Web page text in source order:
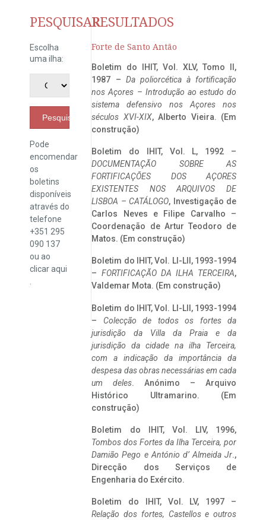
PESQUISAR
Escolha
uma ilha:
Pesquisar
Pode
encomendar
os
boletins
disponíveis
através do
telefone
+351 295
090 137
ou ao
clicaraqui
RESULTADOS
Forte de Santo Antão
Boletim do IHIT, Vol. XLV, Tomo II,
1987 – Da poliorcética à fortificação
nos Açores – Introdução ao estudo do
sistema defensivo nos Açores nos
séculos XVI-XIX, Alberto Vieira. (Em
construção)
Boletim do IHIT, Vol. L, 1992 –
DOCUMENTAÇÃO SOBRE AS
FORTIFICAÇÕES DOS AÇORES
EXISTENTES NOS ARQUIVOS DE
LISBOA – CATÁLOGO, Investigação de
Carlos Neves e Filipe Carvalho –
Coordenação de Artur Teodoro de
Matos. (Em construção)
Boletim do IHIT, Vol. LI-LII, 1993-1994
– FORTIFICAÇÃO DA ILHA TERCEIRA,
Valdemar Mota. (Em construção)
Boletim do IHIT, Vol. LI-LII, 1993-1994
– Colecção de todos os fortes da
jurisdição da Villa da Praia e da
jurisdição da cidade na ilha Terceira,
com a indicação da importância da
despesa das obras necessárias em cada
um deles. Anónimo – Arquivo
Histórico Ultramarino. (Em
construção)
Boletim do IHIT, Vol. LIV, 1996,
Tombos dos Fortes da Ilha Terceira, por
Damião Pego e António d’ Almeida Jr.,
Direcção dos Serviços de
Engenharia do Exército.
Boletim do IHIT, Vol. LV, 1997 –
Relação dos fortes, Castellos e outros